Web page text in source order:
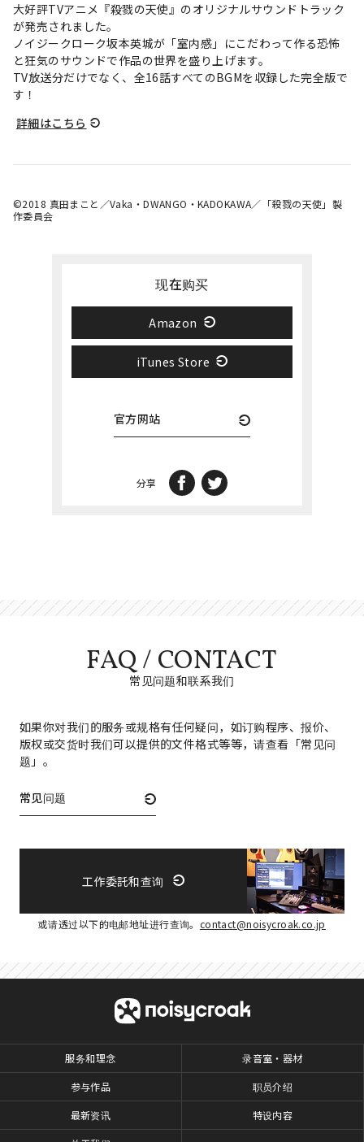
大好評TVアニメ『殺戮の天使』のオリジナルサウンドトラック
が発売されました。
ノイジークローク坂本英城が「室内感」にこだわって作る恐怖
と狂気のサウンドで作品の世界を盛り上げます。
TV放送分だけでなく、全16話すべてのBGMを収録した完全版で
す！
詳細はこちら
©2018 真田まこと／Vaka・DWANGO・KADOKAWA／「殺戮の天使」製
作委員会
现在购买
Amazon
iTunes Store
官方网站
分享
FAQ / CONTACT
常见问题和联系我们
如果你对我们的服务或规格有任何疑问，如订购程序、报价、
版权或交货时我们可以提供的文件格式等等，请查看「常见问
题」。
常见问题
工作委託和查询
或请透过以下的电邮地址进行查询。 contact@noisycroak.co.jp
服务和理念
参与作品
最新资讯
录音室・器材
职员介绍
特设内容